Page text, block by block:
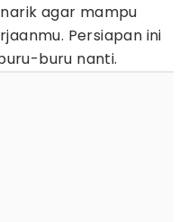
agar mampu
Persiapan ini
buru nanti.